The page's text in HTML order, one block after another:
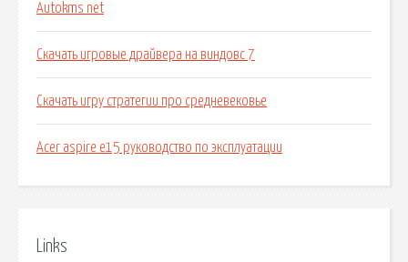
Autokms net
Скачать игровые драйвера на виндовс 7
Скачать игру стратегии про средневековье
Acer aspire e15 руководство по эксплуатации
Links